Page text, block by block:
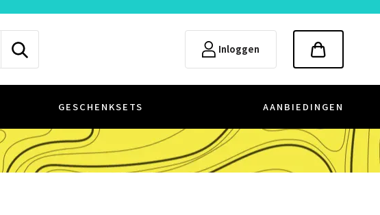
Inloggen
GESCHENKSETS AANBIEDINGEN